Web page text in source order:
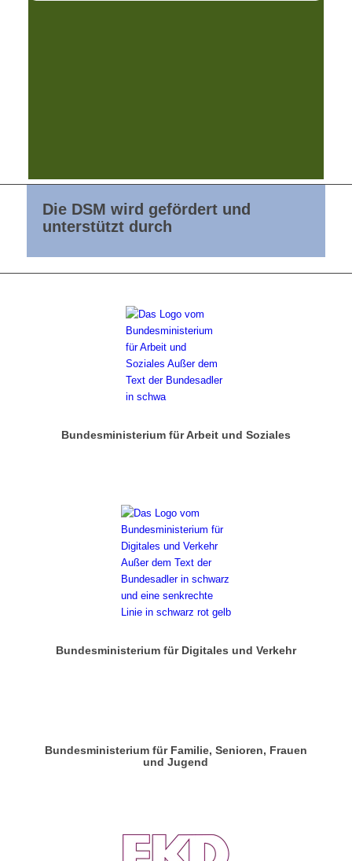
Die DSM wird gefördert und
unterstützt durch
Bundesministerium für Arbeit und Soziales
Bundesministerium für Digitales und Verkehr
Bundesministerium für Familie, Senioren, Frauen
und Jugend